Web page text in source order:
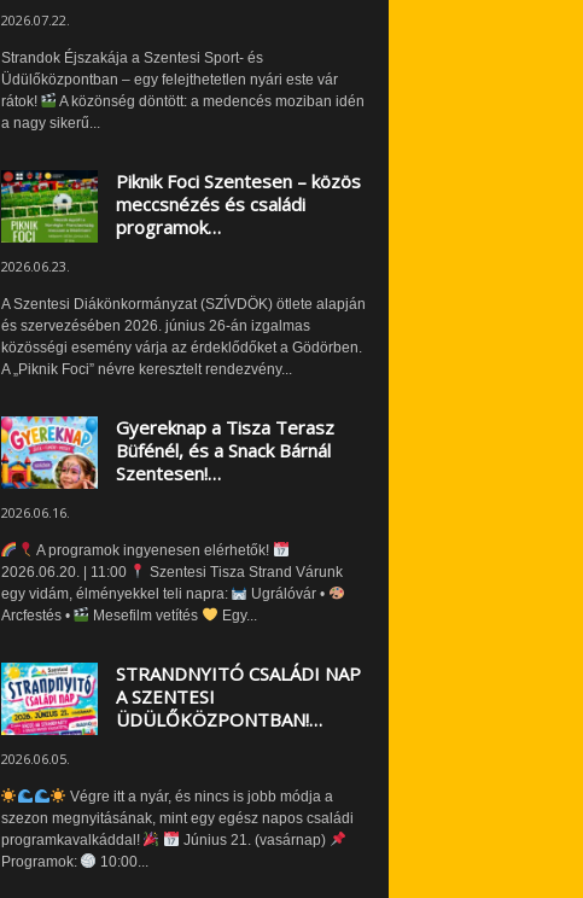
2026.07.22.
Strandok Éjszakája a Szentesi Sport- és
Üdülőközpontban – egy felejthetetlen nyári este vár
rátok!
A közönség döntött: a medencés moziban idén
a nagy sikerű...
Piknik Foci Szentesen – közös
meccsnézés és családi
programok…
2026.06.23.
A Szentesi Diákönkormányzat (SZÍVDÖK) ötlete alapján
és szervezésében 2026. június 26-án izgalmas
közösségi esemény várja az érdeklődőket a Gödörben.
A „Piknik Foci” névre keresztelt rendezvény...
Gyereknap a Tisza Terasz
Büfénél, és a Snack Bárnál
Szentesen!…
2026.06.16.
A programok ingyenesen elérhetők!
2026.06.20. | 11:00
Szentesi Tisza Strand Várunk
egy vidám, élményekkel teli napra:
Ugrálóvár •
Arcfestés •
Mesefilm vetítés Egy...
STRANDNYITÓ CSALÁDI NAP
A SZENTESI
ÜDÜLŐKÖZPONTBAN!…
2026.06.05.
Végre itt a nyár, és nincs is jobb módja a
szezon megnyitásának, mint egy egész napos családi
programkavalkáddal!
Június 21. (vasárnap)
Programok:
10:00...